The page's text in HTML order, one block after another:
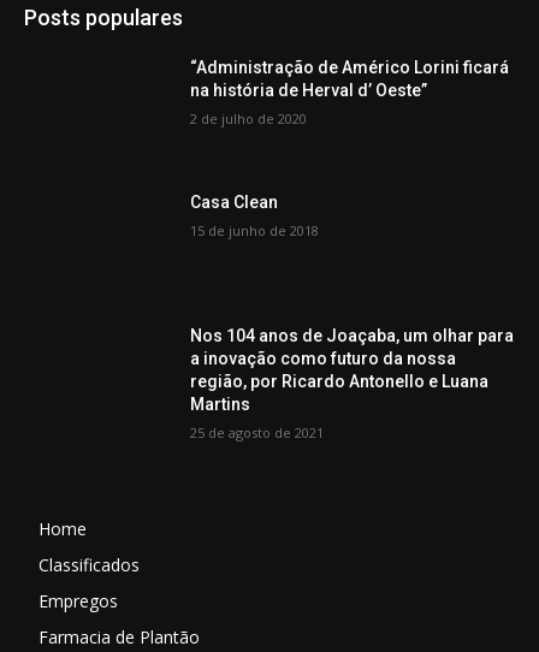
Posts populares
“Administração de Américo Lorini ficará
na história de Herval d’ Oeste”
2 de julho de 2020
Casa Clean
15 de junho de 2018
Nos 104 anos de Joaçaba, um olhar para
a inovação como futuro da nossa
região, por Ricardo Antonello e Luana
Martins
25 de agosto de 2021
Home
Classificados
Empregos
Farmacia de Plantão